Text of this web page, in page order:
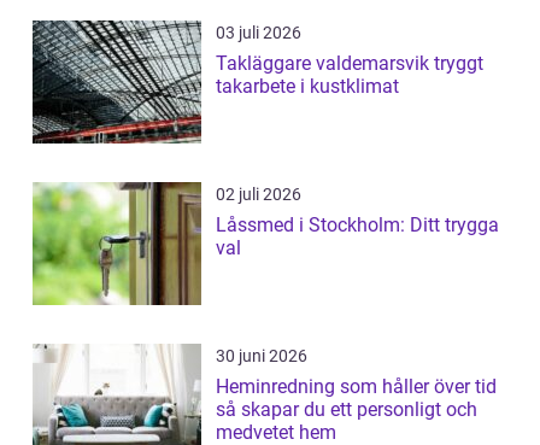
03 juli 2026
Takläggare valdemarsvik tryggt
takarbete i kustklimat
02 juli 2026
Låssmed i Stockholm: Ditt trygga
val
30 juni 2026
Heminredning som håller över tid
så skapar du ett personligt och
medvetet hem